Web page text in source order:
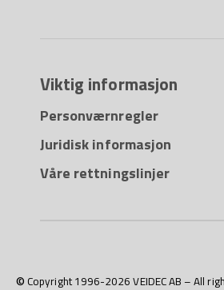
Viktig informasjon
Personværnregler
Juridisk informasjon
Våre rettningslinjer
© Copyright 1996-2026 VEIDEC AB – All